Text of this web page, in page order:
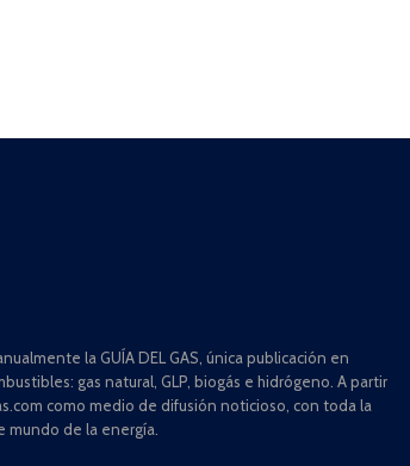
la GUÍA DEL GAS, única publicación en
gas natural, GLP, biogás e hidrógeno. A partir
como medio de difusión noticioso, con toda la
de la energía.